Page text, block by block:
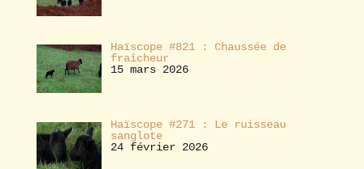
Haïscope #821 : Chaussée de
fraîcheur
15 mars 2026
Haïscope #271 : Le ruisseau
sanglote
24 février 2026